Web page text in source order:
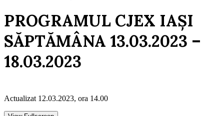
PROGRAMUL CJEX IAȘI
SĂPTĂMÂNA 13.03.2023 –
18.03.2023
Actualizat 12.03.2023, ora 14.00